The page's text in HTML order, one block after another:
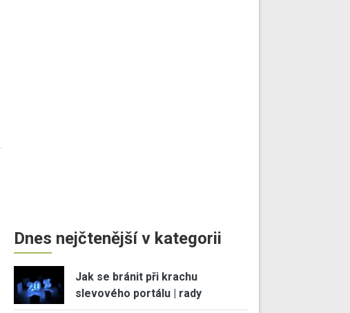
Dnes nejčtenější v kategorii
Jak se bránit při krachu
slevového portálu | rady